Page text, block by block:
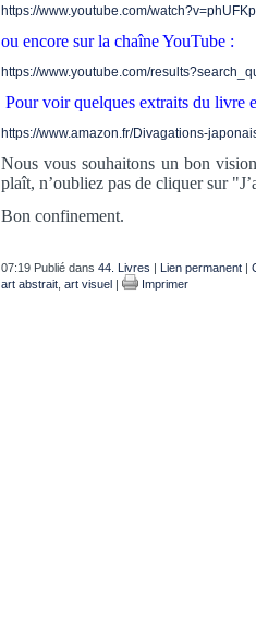
https://www.youtube.com/
ou encore sur la chaîne YouTube :
https://www.youtube.com/
Pour voir quelques extraits du livre
https://www.amazon.fr/Divagations-
Nous vous souhaitons un bon
plaît, n’oubliez pas de cliquer sur
Bon confinement.
07:19 Publié dans 44. Livres | Lien permanent|
art abstrait, art visuel| Imprimer